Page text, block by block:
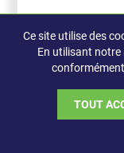
Ce site utilise des
En utilisant notre
TOUT